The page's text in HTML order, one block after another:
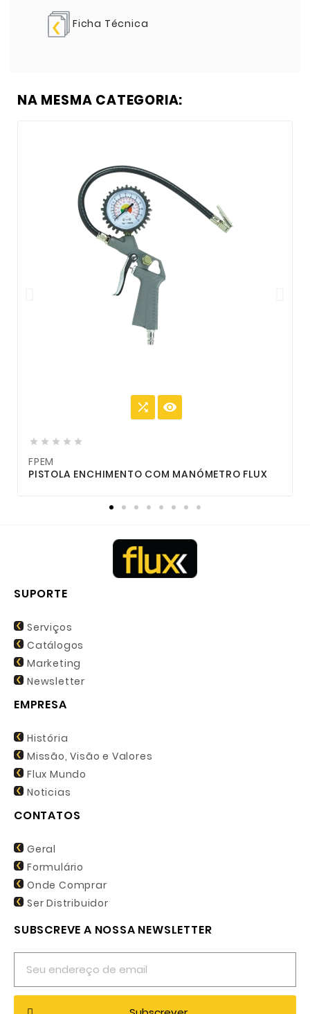
Ficha Técnica
NA MESMA CATEGORIA:
 
    
FPEM
PISTOLA ENCHIMENTO COM MANÓMETRO FLUX
SUPORTE
Serviços
Catálogos
Marketing
Newsletter
EMPRESA
História
Missão, Visão e Valores
Flux Mundo
Noticias
CONTATOS
Geral
Formulário
Onde Comprar
Ser Distribuidor
SUBSCREVE A NOSSA NEWSLETTER